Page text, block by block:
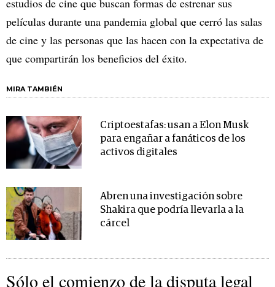
estudios de cine que buscan formas de estrenar sus
películas durante una pandemia global que cerró las salas
de cine y las personas que las hacen con la expectativa de
que compartirán los beneficios del éxito.
MIRA TAMBIÉN
Criptoestafas: usan a Elon Musk
para engañar a fanáticos de los
activos digitales
Abren una investigación sobre
Shakira que podría llevarla a la
cárcel
Sólo el comienzo de la disputa legal